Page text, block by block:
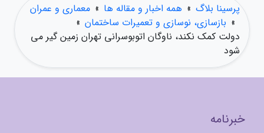
پرسینا بلاگ » همه اخبار و مقاله ها » معماری و عمران
» بازسازی، نوسازی و تعمیرات ساختمان »
دولت کمک نکند، ناوگان اتوبوسرانی تهران زمین گیر می
شود
خبرنامه